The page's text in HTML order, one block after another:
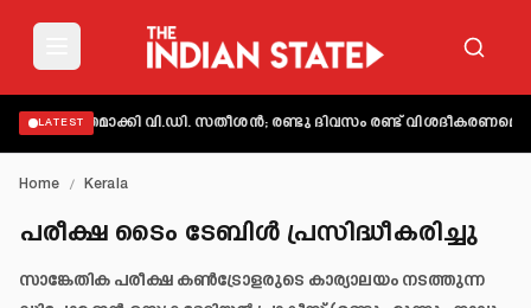
LATEST
വ്യക്തമാക്കി വി.ഡി. സതീശൻ; രണ്ടു ദിവസം രണ്ട് വിശദീകരണമെന്ന്
Home / Kerala
പരീക്ഷ ടൈം ടേബിൾ പ്രസിദ്ധീകരിച്ചു
സാങ്കേതിക പരീക്ഷ കൺട്രോളരുടെ കാര്യാലയം നടത്തുന്ന